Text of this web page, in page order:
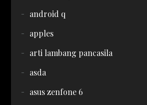
android q
apples
arti lambang pancasila
asda
asus zenfone 6